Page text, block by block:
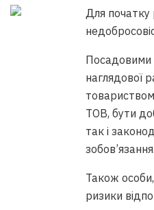
Для початку
Посадовими
наглядової
ТОВ, бути
так і
зобов’язання.
Також
ризики